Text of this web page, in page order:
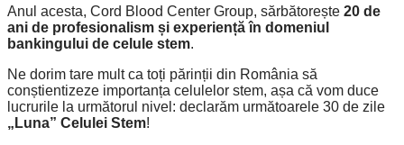
Anul acesta, Cord Blood Center Group, sărbătorește 20 de
ani de profesionalism și experiență în domeniul
bankingului de celule stem.
Ne dorim tare mult ca toți părinții din România să
conștientizeze importanța celulelor stem, așa că vom duce
lucrurile la următorul nivel: declarăm următoarele 30 de zile
„Luna” Celulei Stem!